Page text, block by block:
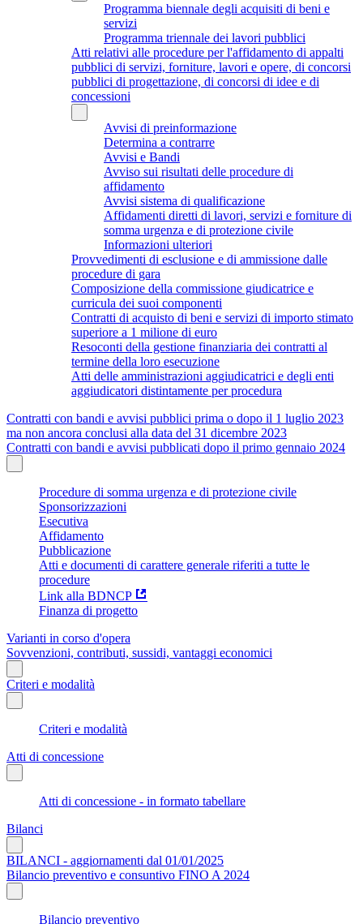
Programma biennale degli acquisiti di beni e
servizi
Programma triennale dei lavori pubblici
Atti relativi alle procedure per l'affidamento di appalti
pubblici di servizi, forniture, lavori e opere, di concorsi
pubblici di progettazione, di concorsi di idee e di
concessioni
Avvisi di preinformazione
Determina a contrarre
Avvisi e Bandi
Avviso sui risultati delle procedure di
affidamento
Avvisi sistema di qualificazione
Affidamenti diretti di lavori, servizi e forniture di
somma urgenza e di protezione civile
Informazioni ulteriori
Provvedimenti di esclusione e di ammissione dalle
procedure di gara
Composizione della commissione giudicatrice e
curricula dei suoi componenti
Contratti di acquisto di beni e servizi di importo stimato
superiore a 1 milione di euro
Resoconti della gestione finanziaria dei contratti al
termine della loro esecuzione
Atti delle amministrazioni aggiudicatrici e degli enti
aggiudicatori distintamente per procedura
Contratti con bandi e avvisi pubblici prima o dopo il 1 luglio 2023
ma non ancora conclusi alla data del 31 dicembre 2023
Contratti con bandi e avvisi pubblicati dopo il primo gennaio 2024
Procedure di somma urgenza e di protezione civile
Sponsorizzazioni
Esecutiva
Affidamento
Pubblicazione
Atti e documenti di carattere generale riferiti a tutte le
procedure
Link alla BDNCP
Finanza di progetto
Varianti in corso d'opera
Sovvenzioni, contributi, sussidi, vantaggi economici
Criteri e modalità
Criteri e modalità
Atti di concessione
Atti di concessione - in formato tabellare
Bilanci
BILANCI - aggiornamenti dal 01/01/2025
Bilancio preventivo e consuntivo FINO A 2024
Bilancio preventivo